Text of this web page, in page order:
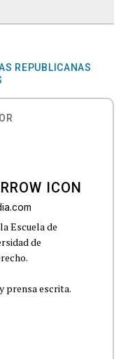
REPUBLICANAS
Escuela de
de
prensa escrita.